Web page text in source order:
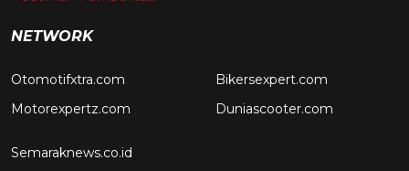
NETWORK
Otomotifxtra.com
Motorexpertz.com
Bikersexpert.com
Duniascooter.com
Semaraknews.co.id